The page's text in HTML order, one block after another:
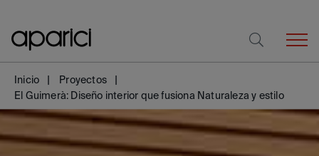
Inicio
Proyectos
El Guimerà: Diseño interior que fusiona Naturaleza y estilo